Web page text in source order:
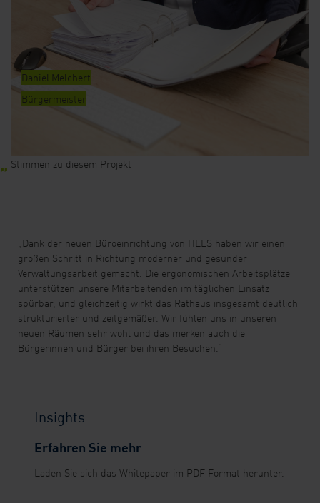
Daniel Melchert
Bürgermeister
Stimmen zu diesem Projekt
„Dank der neuen Büroeinrichtung von HEES haben wir einen
großen Schritt in Richtung moderner und gesunder
Verwaltungsarbeit gemacht. Die ergonomischen Arbeitsplätze
unterstützen unsere Mitarbeitenden im täglichen Einsatz
spürbar, und gleichzeitig wirkt das Rathaus insgesamt deutlich
strukturierter und zeitgemäßer. Wir fühlen uns in unseren
neuen Räumen sehr wohl und das merken auch die
Bürgerinnen und Bürger bei ihren Besuchen.“
Insights
Erfahren Sie mehr
Laden Sie sich das Whitepaper im PDF Format herunter.